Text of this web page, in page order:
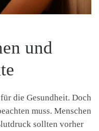
und
die Gesundheit. Doch
muss. Menschen
sollten vorher